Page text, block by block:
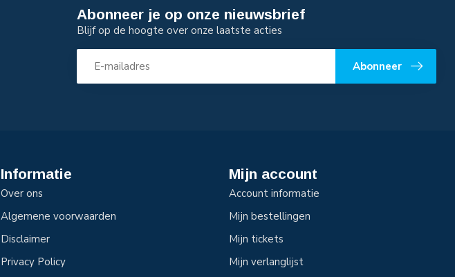
Abonneer je op onze nieuwsbrief
Blijf op de hoogte over onze laatste acties
Abonneer
Informatie
Over ons
Algemene voorwaarden
Disclaimer
Privacy Policy
Mijn account
Account informatie
Mijn bestellingen
Mijn tickets
Mijn verlanglijst